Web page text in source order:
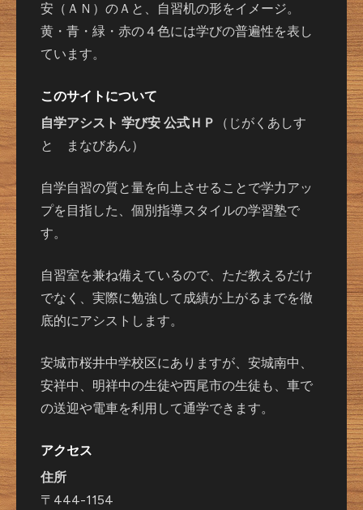
安（ＡＮ）のＡと、自習机の形をイメージ。
黄・青・緑・赤の４色には学びの普遍性を表し
ています。
このサイトについて
自学アシスト 学び安 公式ＨＰ
（じがくあしす
と まなびあん）
自学自習の質と量を向上させることで学力アッ
プを目指した、個別指導スタイルの学習塾で
す。
自習室を兼ね備えているので、ただ教えるだけ
でなく、実際に勉強して成績が上がるまでを徹
底的にアシストします。
安城市桜井中学校区にありますが、安城南中、
安祥中、明祥中の生徒や西尾市の生徒も、車で
の送迎や電車を利用して通学できます。
アクセス
住所
〒444-1154